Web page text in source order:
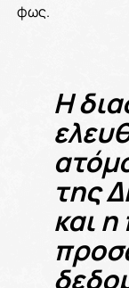
φως.
Η
της
και